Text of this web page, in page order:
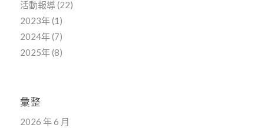
活動報導 (22)
2023年(1)
2024年(7)
2025年(8)
彙整
2026 年 6 月